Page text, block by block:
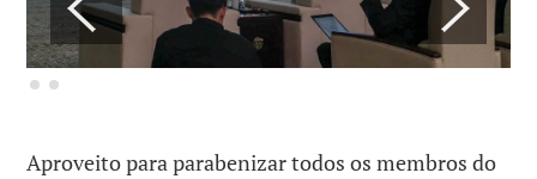
Aproveito para parabenizar todos os membros do